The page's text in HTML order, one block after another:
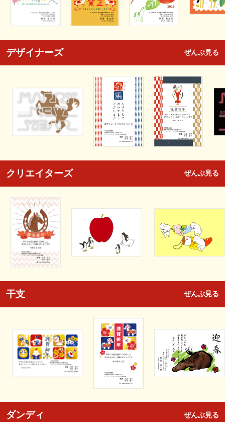
デザイナーズ ぜんぶ見る
クリエイターズ ぜんぶ見る
干支 ぜんぶ見る
ダンディ ぜんぶ見る